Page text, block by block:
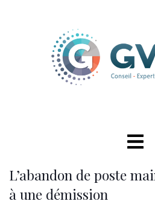
L’abandon de poste
à une démission